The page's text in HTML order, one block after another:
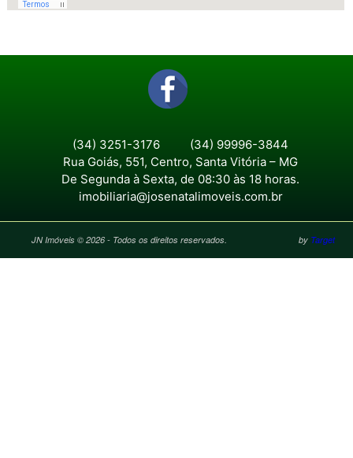
(34) 3251-3176
(34) 99996-3844
Rua Goiás, 551, Centro, Santa Vitória – MG
De Segunda à Sexta, de 08:30 às 18 horas.
imobiliaria@josenatalimoveis.com.br
JN Imóveis © 2026 - Todos os direitos reservados. by Target